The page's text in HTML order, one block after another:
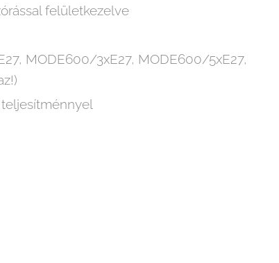
felületkezelve
MODE600/3xE27, MODE600/5xE27,